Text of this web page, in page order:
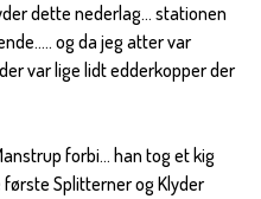
dette nederlag... stationen
og da jeg atter var
var lige lidt edderkopper der
forbi... han tog et kig
Splitterner og Klyder